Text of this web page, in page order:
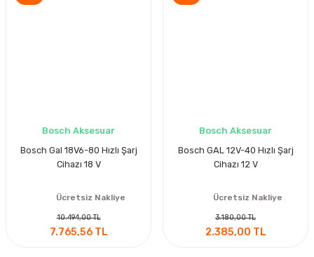
Bosch Aksesuar
Bosch Gal 18V6-80 Hızlı Şarj
Cihazı 18 V
Ücretsiz Nakliye
10.494,00 TL
7.765,56 TL
Bosch Aksesuar
Bosch GAL 12V-40 Hızlı Şarj
Cihazı 12 V
Ücretsiz Nakliye
3.180,00 TL
2.385,00 TL